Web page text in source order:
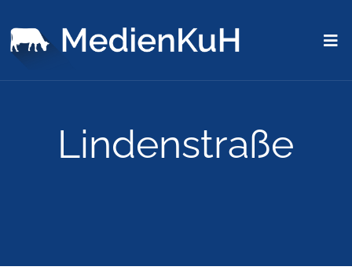
Lindenstraße